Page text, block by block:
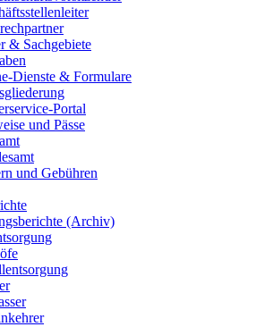
& Sachgebiete
Dienste & Formulare
Portal
und Pässe
und Gebühren
(Archiv)